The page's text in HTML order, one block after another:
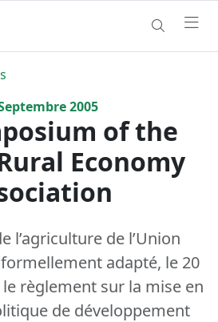
2005
of the
Economy
l’agriculture de l’Union
adapté, le 20
règlement sur la mise en
de développement